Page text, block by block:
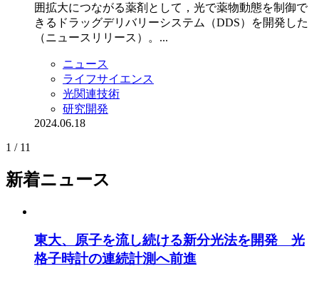
囲拡大につながる薬剤として，光で薬物動態を制御で
きるドラッグデリバリーシステム（DDS）を開発した
（ニュースリリース）。...
ニュース
ライフサイエンス
光関連技術
研究開発
2024.06.18
1 / 11
新着ニュース
東大、原子を流し続ける新分光法を開発 光
格子時計の連続計測へ前進